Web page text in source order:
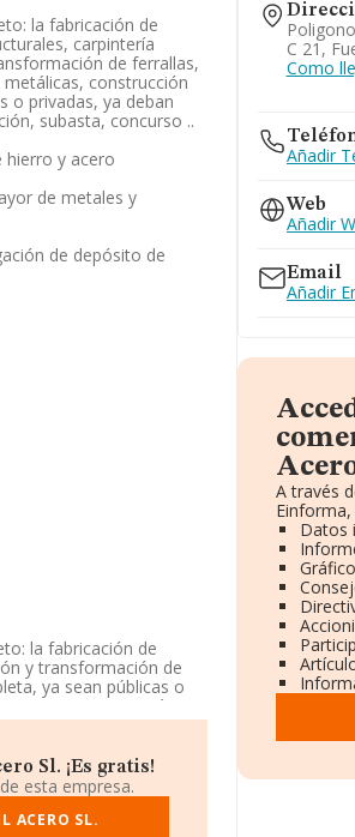
la fabricación de
carpintería
de ferrallas,
construcción
o privadas, ya deban
subasta, concurso ..
hierro y acero
de metales y
de depósito de
la fabricación de
y transformación de
ya sean públicas o
La empresa está
corresponde a
en INFORMA,
de sector.
Sl. ¡Es gratis!
esta empresa.
ACERO SL.
C 21,
Como
Añadir
Web
Añadir
Email
Añadir
A través
Datos